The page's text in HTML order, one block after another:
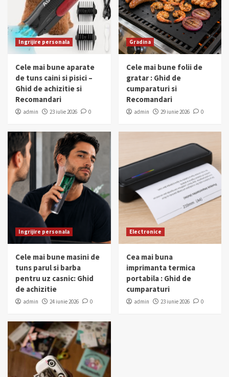
Ingrijire personala
Cele mai bune aparate
de tuns caini si pisici –
Ghid de achizitie si
Recomandari
admin 23 iulie 2026 0
Gradina
Cele mai bune folii de
gratar : Ghid de
cumparaturi si
Recomandari
admin 29 iunie 2026 0
Ingrijire personala
Cele mai bune masini de
tuns parul si barba
pentru uz casnic: Ghid
de achizitie
admin 24 iunie 2026 0
Electronice
Cea mai buna
imprimanta termica
portabila : Ghid de
cumparaturi
admin 23 iunie 2026 0